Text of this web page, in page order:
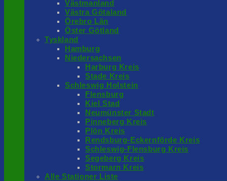
Västmanland
Västra Götaland
Örebro Län
Öster Götland
Tyskland
Hamburg
Niedersachsen
Harburg Kreis
Stade Kreis
Schleswig Holstein
Flensburg
Kiel Stad
Neumünster Stadt
Pinneberg Kreis
Plön Kreis
Rendsburg-Eckernförde Kreis
Schleswig-Flensburg Kreis
Segeberg Kreis
Stormarn Kreis
Alle Stationer Liste